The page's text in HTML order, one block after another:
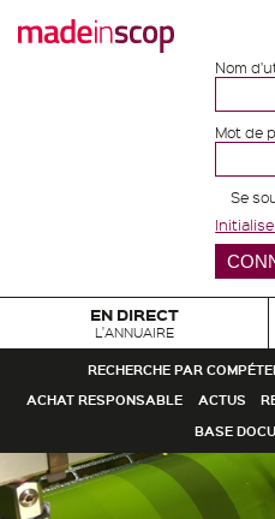
Nom
Mot de
Se
EN DIRECT
L'ANNUAIRE
RECHERCHE PAR
ACHAT RESPONSABLE
ACTUS
BASE